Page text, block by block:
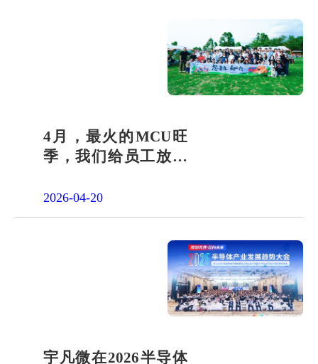
4月，最火的MCU旺
季，我们给员工放了
2026-04-20
宇凡微在2026半导体